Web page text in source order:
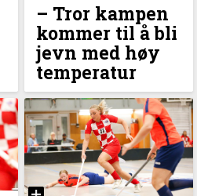
– Tror kampen
kommer til å bli
jevn med høy
temperatur